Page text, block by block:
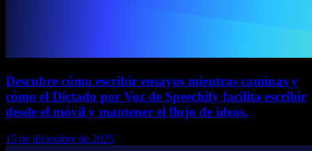
Descubre cómo escribir ensayos mientras caminas y
cómo el Dictado por Voz de Speechify facilita escribir
desde el móvil y mantener el flujo de ideas.
15 de diciembre de 2025